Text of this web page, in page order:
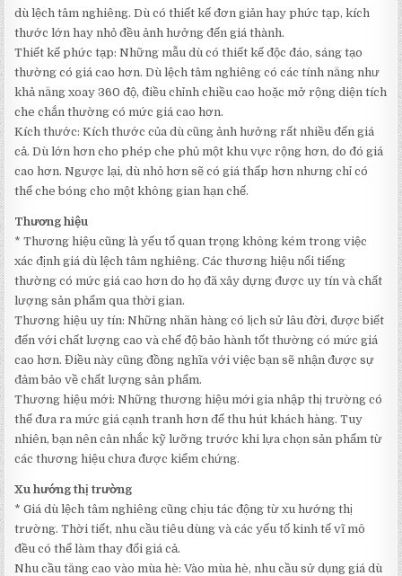
dù lệch tâm nghiêng. Dù có thiết kế đơn giản hay phức tạp, kích
thước lớn hay nhỏ đều ảnh hưởng đến giá thành.
Thiết kế phức tạp: Những mẫu dù có thiết kế độc đáo, sáng tạo
thường có giá cao hơn. Dù lệch tâm nghiêng có các tính năng như
khả năng xoay 360 độ, điều chỉnh chiều cao hoặc mở rộng diện tích
che chắn thường có mức giá cao hơn.
Kích thước: Kích thước của dù cũng ảnh hưởng rất nhiều đến giá
cả. Dù lớn hơn cho phép che phủ một khu vực rộng hơn, do đó giá
cao hơn. Ngược lại, dù nhỏ hơn sẽ có giá thấp hơn nhưng chỉ có
thể che bóng cho một không gian hạn chế.
Thương hiệu
* Thương hiệu cũng là yếu tố quan trọng không kém trong việc
xác định giá dù lệch tâm nghiêng. Các thương hiệu nổi tiếng
thường có mức giá cao hơn do họ đã xây dựng được uy tín và chất
lượng sản phẩm qua thời gian.
Thương hiệu uy tín: Những nhãn hàng có lịch sử lâu đời, được biết
đến với chất lượng cao và chế độ bảo hành tốt thường có mức giá
cao hơn. Điều này cũng đồng nghĩa với việc bạn sẽ nhận được sự
đảm bảo về chất lượng sản phẩm.
Thương hiệu mới: Những thương hiệu mới gia nhập thị trường có
thể đưa ra mức giá cạnh tranh hơn để thu hút khách hàng. Tuy
nhiên, bạn nên cân nhắc kỹ lưỡng trước khi lựa chọn sản phẩm từ
các thương hiệu chưa được kiểm chứng.
Xu hướng thị trường
* Giá dù lệch tâm nghiêng cũng chịu tác động từ xu hướng thị
trường. Thời tiết, nhu cầu tiêu dùng và các yếu tố kinh tế vĩ mô
đều có thể làm thay đổi giá cả.
Nhu cầu tăng cao vào mùa hè: Vào mùa hè, nhu cầu sử dụng giá dù